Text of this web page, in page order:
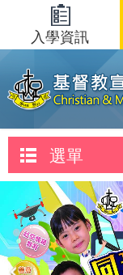
入學資訊
選單